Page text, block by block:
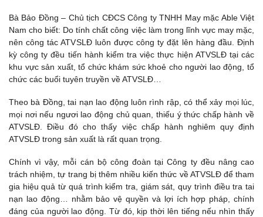
Bà Bảo Đồng – Chủ tịch CĐCS Công ty TNHH May mặc Able Việt
Nam cho biết: Do tính chất công việc làm trong lĩnh vực may mặc,
nên công tác ATVSLĐ luôn được công ty đặt lên hàng đầu. Định
kỳ công ty đều tiến hành kiểm tra việc thực hiện ATVSLĐ tại các
khu vực sản xuất, tổ chức khám sức khoẻ cho người lao động, tổ
chức các buổi tuyên truyền về ATVSLĐ…
Theo bà Đồng, tai nạn lao động luôn rình rập, có thể xảy mọi lúc,
mọi nơi nếu ngươi lao động chủ quan, thiếu ý thức chấp hành về
ATVSLĐ. Điều đó cho thấy việc chấp hành nghiêm quy định
ATVSLĐ trong sản xuất là rất quan trọng.
Chính vì vậy, mỗi cán bộ công đoàn tại Công ty đều nâng cao
trách nhiệm, tự trang bị thêm nhiều kiến thức về ATVSLĐ để tham
gia hiệu quả từ quá trình kiểm tra, giám sát, quy trình điều tra tai
nạn lao động… nhằm bảo vệ quyền và lợi ích hợp pháp, chính
đáng của người lao động. Từ đó, kịp thời lên tiếng nếu nhìn thấy